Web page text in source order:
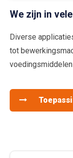
We zijn in
Diverse
tot